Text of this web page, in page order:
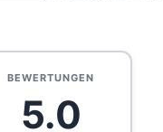
BEWERTUNGEN
5.0